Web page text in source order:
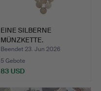
EINE SILBERNE
MÜNZKETTE.
Beendet 23. Jun 2026
5 Gebote
83 USD